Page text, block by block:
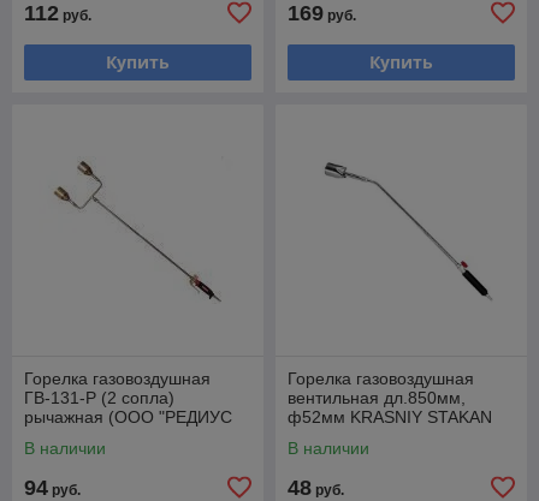
112 руб.
Купить
169 руб.
Купить
Горелка газовоздушная
ГВ-131-Р (2 сопла)
рычажная (ООО "РЕДИУС
В наличии
94 руб.
Горелка газовоздушная
вентильная дл.850мм,
ф52мм KRASNIY STAKAN
В наличии
48 руб.